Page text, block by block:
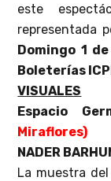
este
representada
Domingo 1
Boleterías
VISUALES
Espacio
Miraflores)
NADER
La muestra